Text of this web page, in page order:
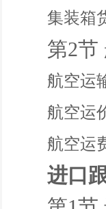
集装箱
第2节
航空运
航空运
航空运
进口